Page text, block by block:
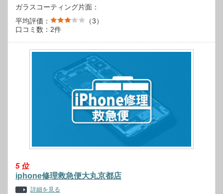
ガラスコーティング片面：
平均評価：
（3）
口コミ数：2件
5位
iphone修理救急便大丸京都店
詳細を見る